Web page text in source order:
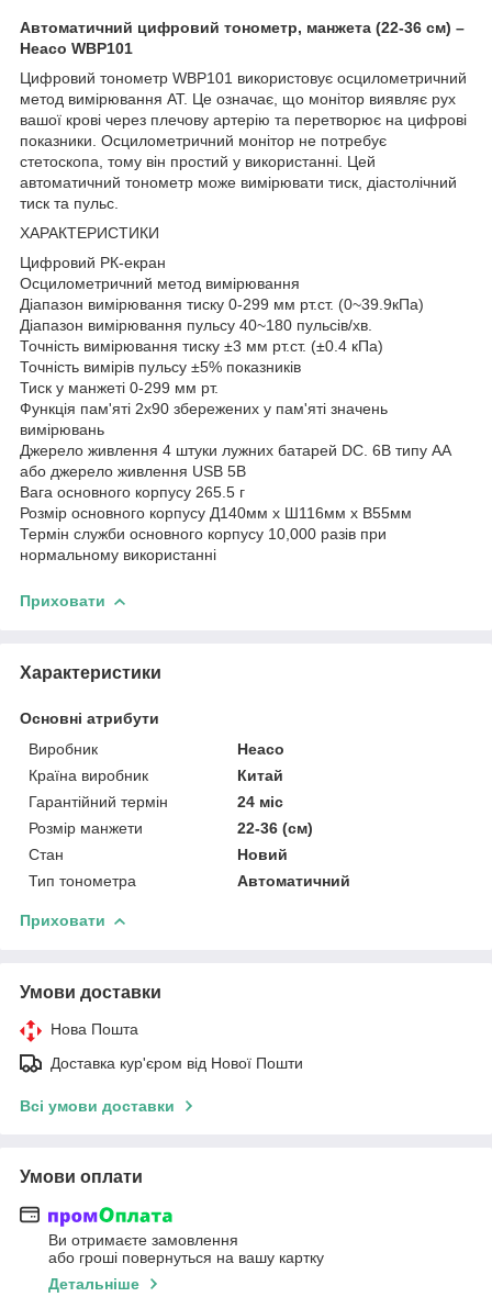
Автоматичний цифровий тонометр, манжета (22-36 см) –
Heaco WBP101
Цифровий тонометр WBP101 використовує осцилометричний
метод вимірювання АТ. Це означає, що монітор виявляє рух
вашої крові через плечову артерію та перетворює на цифрові
показники. Осцилометричний монітор не потребує
стетоскопа, тому він простий у використанні. Цей
автоматичний тонометр може вимірювати тиск, діастолічний
тиск та пульс.
ХАРАКТЕРИСТИКИ
Цифровий РК-екран
Осцилометричний метод вимірювання
Діапазон вимірювання тиску 0-299 мм рт.ст. (0~39.9кПа)
Діапазон вимірювання пульсу 40~180 пульсів/хв.
Точність вимірювання тиску ±3 мм рт.ст. (±0.4 кПа)
Точність вимірів пульсу ±5% показників
Тиск у манжеті 0-299 мм рт.
Функція пам'яті 2x90 збережених у пам'яті значень
вимірювань
Джерело живлення 4 штуки лужних батарей DC. 6В типу AA
або джерело живлення USB 5В
Вага основного корпусу 265.5 г
Розмір основного корпусу Д140мм x Ш116мм x В55мм
Термін служби основного корпусу 10,000 разів при
нормальному використанні
Приховати
Характеристики
Основні атрибути
Виробник
Heaco
Країна виробник
Китай
Гарантійний термін
24 міс
Розмір манжети
22-36 (см)
Стан
Новий
Тип тонометра
Автоматичний
Приховати
Умови доставки
Нова Пошта
Доставка кур'єром від Нової Пошти
Всі умови доставки
Умови оплати
Ви отримаєте замовлення
або гроші повернуться на вашу картку
Детальніше